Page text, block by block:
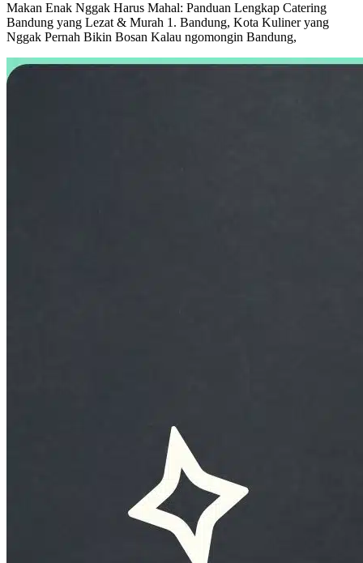
Makan Enak Nggak Harus Mahal: Panduan Lengkap Catering
Bandung yang Lezat & Murah 1. Bandung, Kota Kuliner yang
Nggak Pernah Bikin Bosan Kalau ngomongin Bandung,